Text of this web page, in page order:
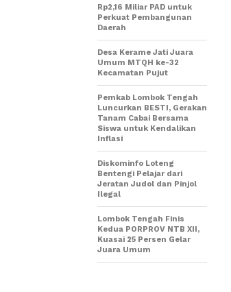
Rp2,16 Miliar PAD untuk
Perkuat Pembangunan
Daerah
Desa Kerame Jati Juara
Umum MTQH ke-32
Kecamatan Pujut
Pemkab Lombok Tengah
Luncurkan BESTI, Gerakan
Tanam Cabai Bersama
Siswa untuk Kendalikan
Inflasi
Diskominfo Loteng
Bentengi Pelajar dari
Jeratan Judol dan Pinjol
Ilegal
Lombok Tengah Finis
Kedua PORPROV NTB XII,
Kuasai 25 Persen Gelar
Juara Umum